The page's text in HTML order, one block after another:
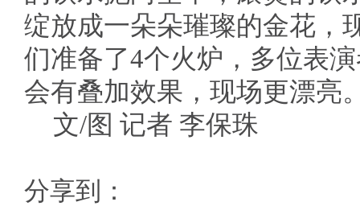
绽放成一朵朵璀璨的金花，
们准备了4个火炉，多位表
会有叠加效果，现场更漂亮
文/图 记者 李保珠
分享到：